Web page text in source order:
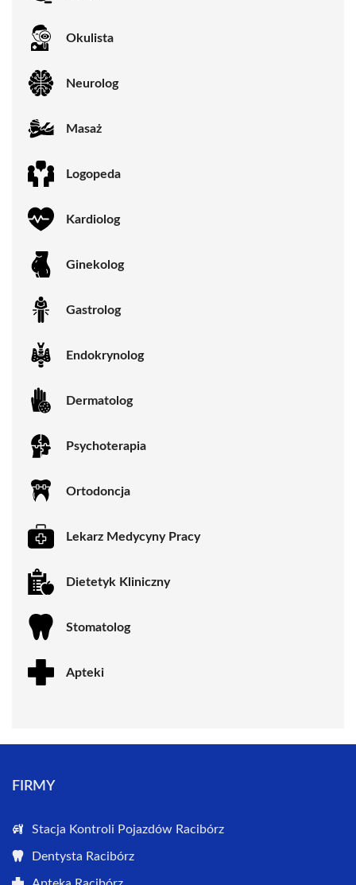
Okulista
Neurolog
Masaż
Logopeda
Kardiolog
Ginekolog
Gastrolog
Endokrynolog
Dermatolog
Psychoterapia
Ortodoncja
Lekarz Medycyny Pracy
Dietetyk Kliniczny
Stomatolog
Apteki
FIRMY
Stacja Kontroli Pojazdów Racibórz
Dentysta Racibórz